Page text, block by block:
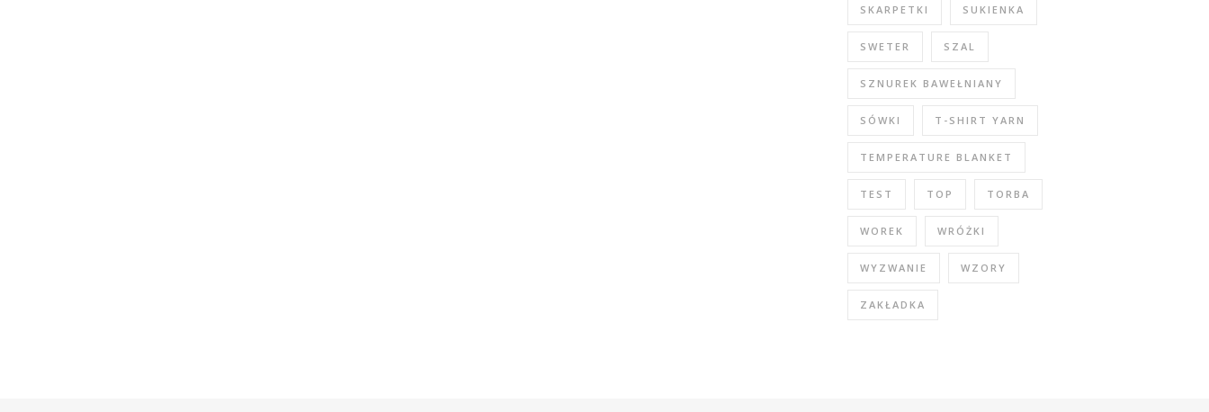
SKARPETKI SUKIENKA
SWETER SZAL
SZNUREK BAWEŁNIANY
SÓWKI T-SHIRT YARN
TEMPERATURE BLANKET
TEST TOP TORBA
WOREK WRÓŻKI
WYZWANIE WZORY
ZAKŁADKA